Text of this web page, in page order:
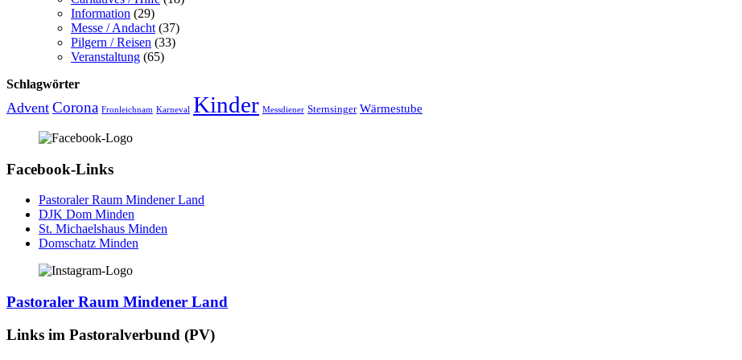
Information (29)
Messe / Andacht (37)
Pilgern / Reisen (33)
Veranstaltung (65)
Schlagwörter
Advent Corona Fronleichnam Karneval Kinder Messdiener Sternsinger Wärmestube
Facebook-Links
Pastoraler Raum Mindener Land
DJK Dom Minden
St. Michaelshaus Minden
Domschatz Minden
Pastoraler Raum Mindener Land
Links im Pastoralverbund (PV)